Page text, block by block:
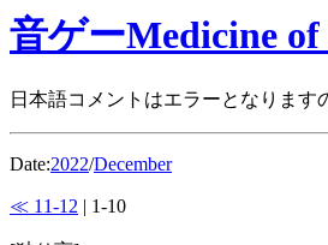
音ゲーMedicine
日本語コメントはエラーとなります
Date:2022/December
≪ 11-12 | 1-10